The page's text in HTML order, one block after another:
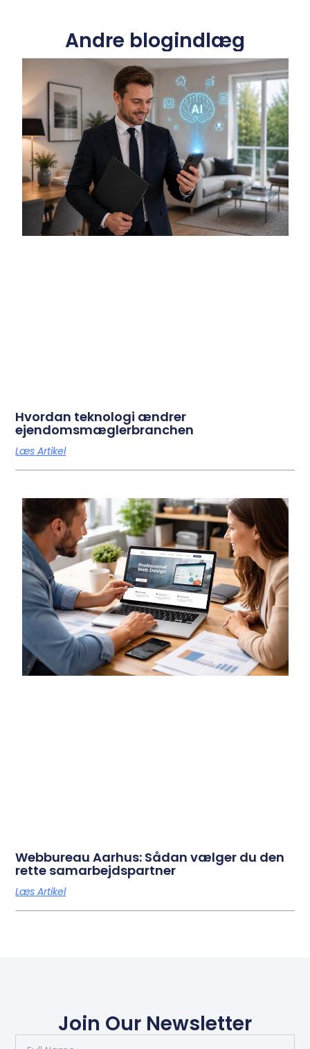
Andre blogindlæg
Hvordan teknologi ændrer
ejendomsmæglerbranchen
Læs Artikel
Webbureau Aarhus: Sådan vælger du den
rette samarbejdspartner
Læs Artikel
Join Our Newsletter